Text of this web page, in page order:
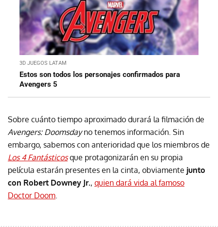
3D JUEGOS LATAM
Estos son todos los personajes confirmados para
Avengers 5
Sobre cuánto tiempo aproximado durará la filmación de
Avengers: Doomsdayno tenemos información. Sin
embargo, sabemos con anterioridad que los miembros de
Los 4 Fantásticosque protagonizarán en su propia
película estarán presentes en la cinta, obviamente junto
con Robert Downey Jr., quien dará vida al famoso
Doctor Doom.